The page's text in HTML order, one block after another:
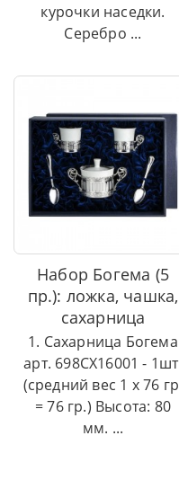
курочки наседки.
Серебро ...
Набор Богема (5
пр.): ложка, чашка,
сахарница
1. Сахарница Богема
арт. 698СХ16001 -
(средний вес 1 х 76
= 76 гр.) Высота: 80
мм. ...